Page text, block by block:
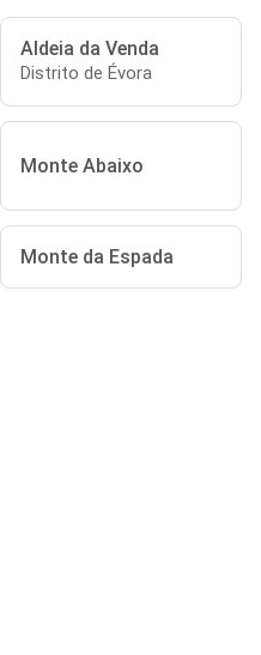
Aldeia da Venda
Distrito de Évora
Monte Abaixo
Monte da Espada